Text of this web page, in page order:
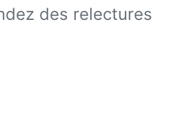
des relectures